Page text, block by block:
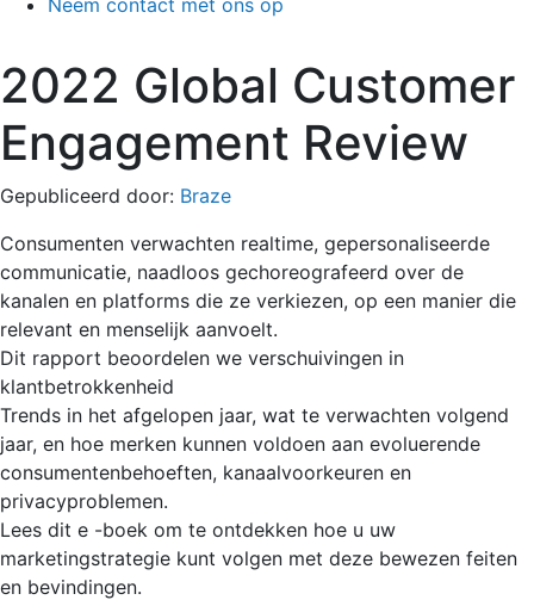
2022 Global Customer
Engagement Review
Gepubliceerd door: Braze
Consumenten verwachten realtime, gepersonaliseerde
communicatie, naadloos gechoreografeerd over de
kanalen en platforms die ze verkiezen, op een manier die
relevant en menselijk aanvoelt.
Dit rapport beoordelen we verschuivingen in
klantbetrokkenheid
Trends in het afgelopen jaar, wat te verwachten volgend
jaar, en hoe merken kunnen voldoen aan evoluerende
consumentenbehoeften, kanaalvoorkeuren en
privacyproblemen.
Lees dit e -boek om te ontdekken hoe u uw
marketingstrategie kunt volgen met deze bewezen feiten
en bevindingen.